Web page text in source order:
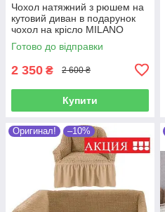
Чохол натяжний з рюшем на
кутовий диван в подарунок
чохол на крісло MILANO
шоколадний
Готово до відправки
2 350 ₴ 2 600 ₴
Купити
Оригинал! –10%